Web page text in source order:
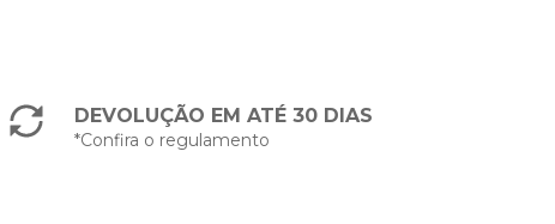
DEVOLUÇÃO EM ATÉ 30 DIAS
*Confira o regulamento